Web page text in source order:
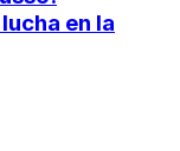
en la